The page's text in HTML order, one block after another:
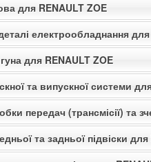
для RENAULT ZOE
електрообладнання
для RENAULT ZOE
та випускної системи
передач (трансмісії) та
та задньої підвіски